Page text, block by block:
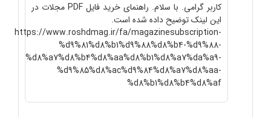
کاربر گرامی. با سلام. راهنمای خرید فایل PDF مجلات در
این لینک توضیح داده شده است.
https://www.roshdmag.ir/fa/magazinesubscription-
%d9%81%d8%b1%d9%88%d8%b4-%d9%88-
%d8%a7%d8%b4%d8%aa%d8%b1%d8%a7%da%a9-
%d9%85%d8%ac%d9%84%d8%a7%d8%aa-
%d8%b1%d8%b4%d8%af